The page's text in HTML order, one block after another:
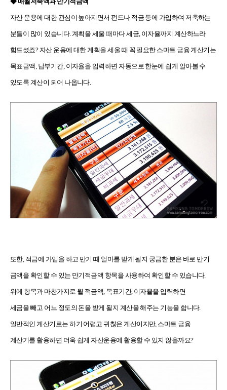
자산 운용에 대한 관심이 높아지면서 펀드나 적금 등에 가입하여 저축하는
분들이 많이 있습니다. 계획을 세울 때마다 세금, 이자율까지 계산하느라
힘드셨죠? 자산 운용에 대한 계획을 세울 때 꼭 필요한 스마트 금융 계산기는
목표금액, 납부기간, 이자율을 입력하면 자동으로 한눈에 쉽게 알아볼 수
있도록 계산이 되어 나옵니다.
또한, 적금에 가입을 하고 만기 때 얼마를 받게 될지 궁금한 분은 바로 만기
금액을 확인할 수 있는 만기적금액 항목을 사용하여 확인할 수 있습니다.
위에 항목과 마찬가지로 월 적금액, 목표기간, 이자율을 입력하면
세금을 빼고 어느 정도의 돈을 받게 될지 계산을 해주는 기능을 합니다.
일반적인 계산기로는 하기 어렵고 귀찮은 계산이지만, 스마트 금융
계산기를 활용하면 더욱 쉽게 자산운용에 활용할 수 있지 않을까요?